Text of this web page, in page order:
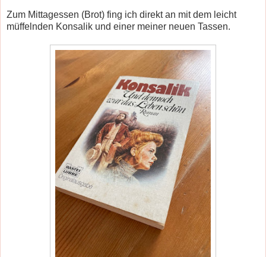
Zum Mittagessen (Brot) fing ich direkt an mit dem leicht
müffelnden Konsalik und einer meiner neuen Tassen.